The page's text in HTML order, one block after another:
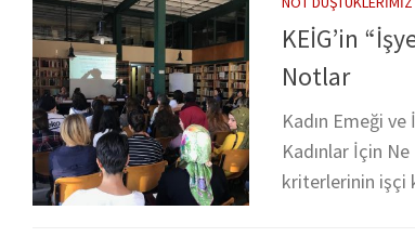
KEİG’in
Notlar
Kadın Emeği
Kadınlar İçin
kriterlerinin işçi